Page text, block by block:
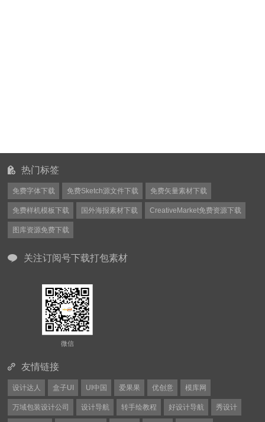
热门标签
免费字体下载 免费Sketch源文件下载 免费矢量素材下载
免费样机模板下载 国外海报素材下载 CreativeMarket免费资源下载
图库资源免费下载
关注订阅号下载打包素材
微信
友情链接
设计达人 盒子UI UI中国 爱果果 优创意 模库网
万域包装设计公司 设计导航 转手绘教程 好设计导航 秀设计